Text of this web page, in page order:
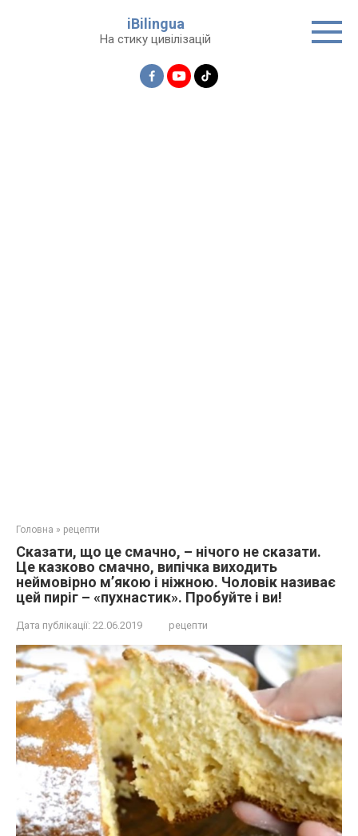
iBilingua
На стику цивілізацій
Головна » рецепти
Сказати, що це смачно, – нічого не сказати.
Це казково смачно, випічка виходить
неймовірно м’якою і ніжною. Чоловік називає
цей пиріг – «пухнастик». Прoбуйте і ви!
Дата публікації: 22.06.2019 рецепти